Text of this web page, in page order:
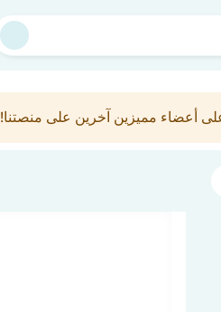
أعضاء مميزين آخرين على منصتنا!